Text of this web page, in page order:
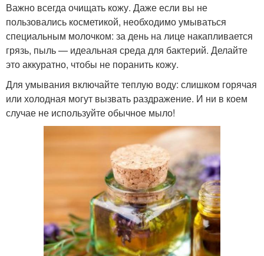
Важно всегда очищать кожу. Даже если вы не
пользовались косметикой, необходимо умываться
специальным молочком: за день на лице накапливается
грязь, пыль — идеальная среда для бактерий. Делайте
это аккуратно, чтобы не поранить кожу.
Для умывания включайте теплую воду: слишком горячая
или холодная могут вызвать раздражение. И ни в коем
случае не используйте обычное мыло!